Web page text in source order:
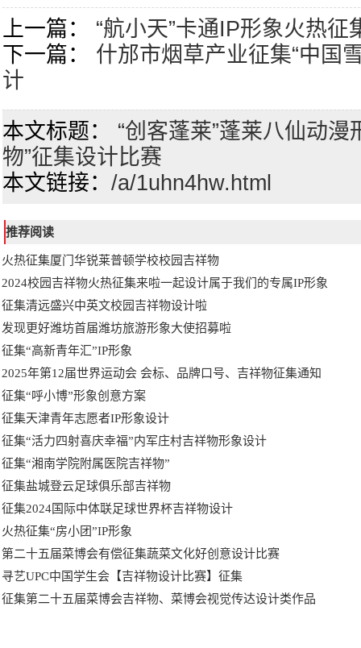
上一篇：
“航小天”卡通IP形象火热
下一篇：
什邡市烟草产业征集“中国
计
本文标题：
“创客蓬莱”蓬莱八仙动漫
物”征集设计比赛
本文链接： /a/1uhn4hw.html
推荐阅读
火热征集厦门华锐莱普顿学校校园吉祥物
2024校园吉祥物火热征集来啦一起设计属于我们的专属IP形象
征集清远盛兴中英文校园吉祥物设计啦
发现更好潍坊首届潍坊旅游形象大使招募啦
征集“高新青年汇”IP形象
2025年第12届世界运动会 会标、品牌口号、吉祥物征集通知
征集“呼小博”形象创意方案
征集天津青年志愿者IP形象设计
征集“活力四射喜庆幸福”内军庄村吉祥物形象设计
征集“湘南学院附属医院吉祥物”
征集盐城登云足球俱乐部吉祥物
征集2024国际中体联足球世界杯吉祥物设计
火热征集“房小团”IP形象
第二十五届菜博会有偿征集蔬菜文化好创意设计比赛
寻艺UPC中国学生会【吉祥物设计比赛】征集
征集第二十五届菜博会吉祥物、菜博会视觉传达设计类作品